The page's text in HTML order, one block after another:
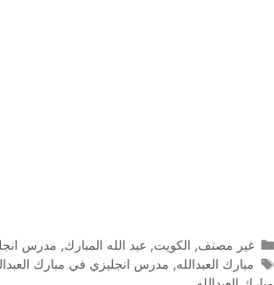
التصنيفات
غير مصنف, الكويت, عبد الله المبارك, مدرس
الوسوم
مبارك العبدالله, مدرس انجليزي في مبارك